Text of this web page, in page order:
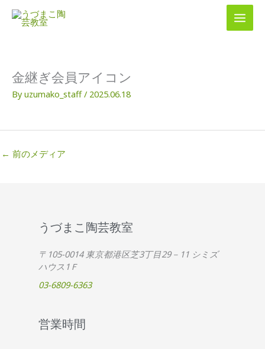
金継ぎ会員アイコン
Byuzumako_staff/ 2025.06.18
← 前のメディア
うづまこ陶芸教室
〒105-0014 東京都港区芝3丁目29－11 シミズ
ハウス1Ｆ
03-6809-6363
営業時間